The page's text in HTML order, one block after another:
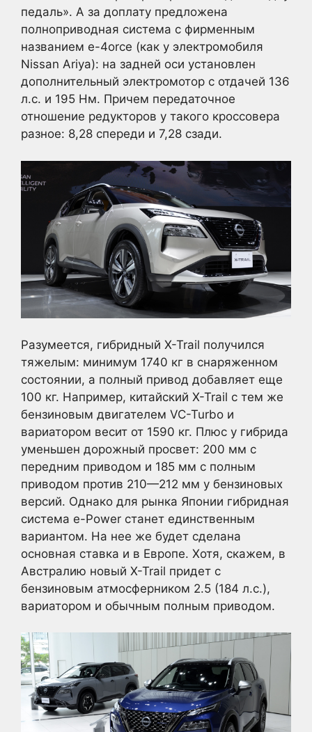
педаль». А за доплату предложена
полноприводная система с фирменным
названием e-4orce (как у электромобиля
Nissan Ariya): на задней оси установлен
дополнительный электромотор с отдачей 136
л.с. и 195 Нм. Причем передаточное
отношение редукторов у такого кроссовера
разное: 8,28 спереди и 7,28 сзади.
Разумеется, гибридный X-Trail получился
тяжелым: минимум 1740 кг в снаряженном
состоянии, а полный привод добавляет еще
100 кг. Например, китайский X-Trail с тем же
бензиновым двигателем VC-Turbo и
вариатором весит от 1590 кг. Плюс у гибрида
уменьшен дорожный просвет: 200 мм с
передним приводом и 185 мм с полным
приводом против 210—212 мм у бензиновых
версий. Однако для рынка Японии гибридная
система e-Power станет единственным
вариантом. На нее же будет сделана
основная ставка и в Европе. Хотя, скажем, в
Австралию новый X-Trail придет с
бензиновым атмосферником 2.5 (184 л.с.),
вариатором и обычным полным приводом.